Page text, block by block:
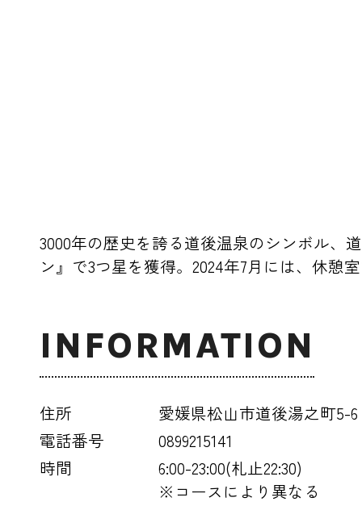
3000年の歴史を誇る道後温泉のシンボル、
ン』で3つ星を獲得。2024年7月には、休憩
INFORMATION
住所
愛媛県松山市道後湯之町5-6
電話番号
0899215141
時間
6:00-23:00(札止22:30)
※コースにより異なる